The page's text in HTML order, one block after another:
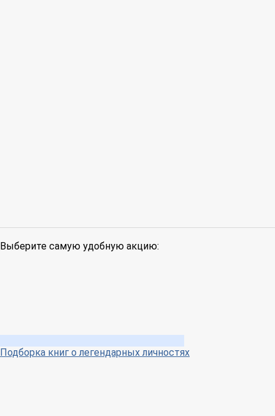
Выберите самую удобную акцию:
Подборка книг о легендарных личностях